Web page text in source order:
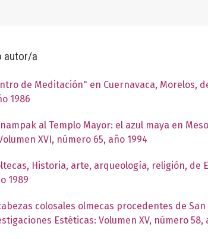
autor/a
de Meditación" en Cuernavaca, Morelos,
1986
al Templo Mayor: el azul maya en
XVI, número 65, año 1994
Historia, arte, arqueología, religión, de
1989
colosales olmecas procedentes de
Estéticas: Volumen XV, número 58,